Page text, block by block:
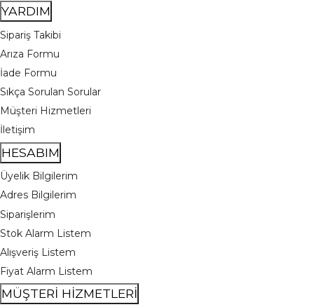
YARDIM
Sipariş Takibi
Arıza Formu
İade Formu
Sıkça Sorulan Sorular
Müşteri Hizmetleri
İletişim
HESABIM
Üyelik Bilgilerim
Adres Bilgilerim
Siparişlerim
Stok Alarm Listem
Alışveriş Listem
Fiyat Alarm Listem
MÜŞTERİ HİZMETLERİ